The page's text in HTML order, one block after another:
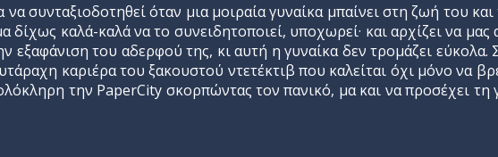
συνταξιοδοτηθεί όταν μια μοιραία γυναίκα μπαίνει στη ζωή του
καλά-καλά να το συνειδητοποιεί, υποχωρεί· και αρχίζει να μας
του αδερφού της, κι αυτή η γυναίκα δεν τρομάζει
καριέρα του ξακουστού ντετέκτιβ που καλείται όχι μόνο να
την PaperCity σκορπώντας τον πανικό, μα και να προσέχει τη